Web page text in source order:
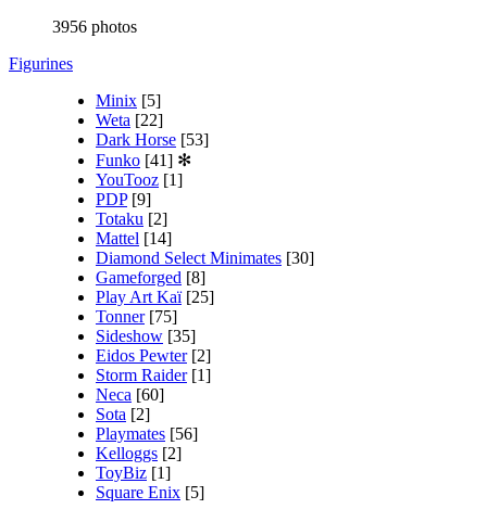
3956 photos
Figurines
Minix [5]
Weta [22]
Dark Horse [53]
Funko [41] ✻
YouTooz [1]
PDP [9]
Totaku [2]
Mattel [14]
Diamond Select Minimates [30]
Gameforged [8]
Play Art Kaï [25]
Tonner [75]
Sideshow [35]
Eidos Pewter [2]
Storm Raider [1]
Neca [60]
Sota [2]
Playmates [56]
Kelloggs [2]
ToyBiz [1]
Square Enix [5]